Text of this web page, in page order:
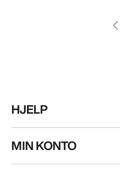
HJELP
MIN KONTO